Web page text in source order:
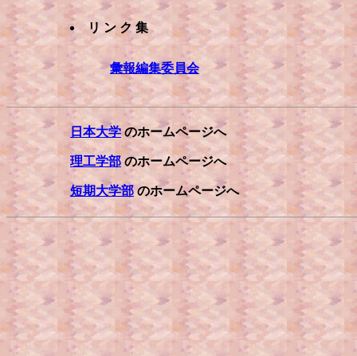
リ ン ク 集
彙報編集委員会
日本大学のホームページへ
理工学部 のホームページへ
短期大学部のホームページへ